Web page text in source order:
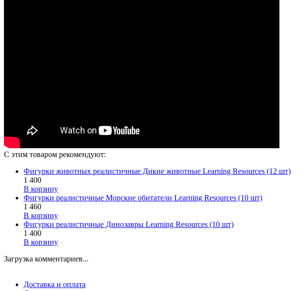
С этим товаром рекомендуют:
Фигурки животных реалистичные Дикие животные Learning Resources (12 шт)
1 400
В корзину
Фигурки реалистичные Морские обитатели Learning Resources (10 шт)
1 460
В корзину
Фигурки реалистичные Динозавры Learning Resources (10 шт)
1 400
В корзину
Загрузка комментариев...
Доставка и оплата